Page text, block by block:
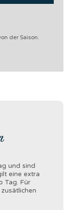
der Saison.
und sind
eine extra
Tag. Für